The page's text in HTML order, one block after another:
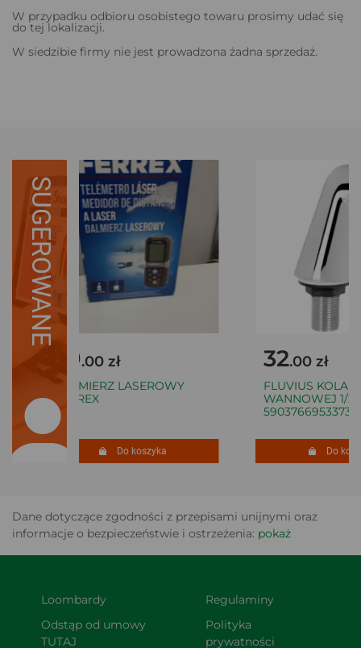
W przypadku odbioru osobistego towaru prosimy udać się
do tej lokalizacji.
W siedzibie firmy nie jest prowadzona żadna sprzedaż.
SUGEROWANE
.00 zł
DALMIERZ LASEROWY
FERREX
Do koszyka
32.00 zł
FLUVIUS
WANNOWEJ 1/
5903766953373
Do
Dane dotyczące zgodności z przepisami unijnymi oraz
informacje o bezpieczeństwie i ostrzeżenia: pokaż
Loombardy
Odstąp od umowy
TUTAJ
Regulaminy
Polityka
prywatności